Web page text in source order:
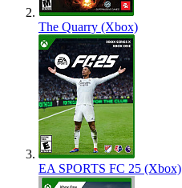
The Quarry (Xbox)
EA SPORTS FC 25 (Xbox)